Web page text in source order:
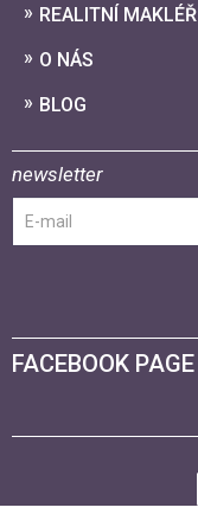
REALITNÍ MAKLÉŘ
O NÁS
BLOG
newsletter
FACEBOOK PAGE